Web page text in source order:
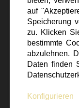
auf
Speicherung
zu. Klicken
bestimmte
abzulehnen.
Daten finden
Konfigurieren